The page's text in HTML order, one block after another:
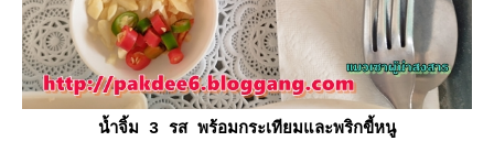
น้ำจิ้ม 3 รส พร้อมกระเทียมและพริกขี้หนู